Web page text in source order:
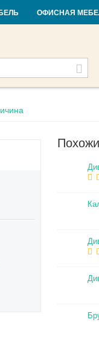
и новости Фабрики
ОФИСНАЯ